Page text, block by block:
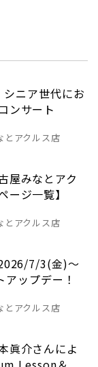
シニア世代にお
ンサート
とアクルス店
屋みなとアク
ージ一覧】
とアクルス店
7/3(金)～
ップデー！
とアクルス店
眞介さんによ